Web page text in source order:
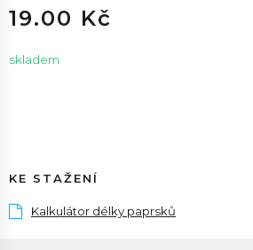
19.00 Kč
skladem
KE STAŽENÍ
Kalkulátor délky paprsků